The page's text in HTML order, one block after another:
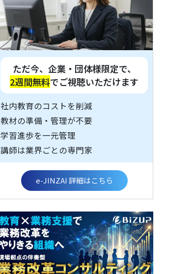
ただ今、企業・団体様限定で、
2週間無料でご視聴いただけます
社内教育のコストを削減
教材の準備・管理が不要
学習進歩を一元管理
講師は業界ごとの専門家
e-JINZAI 詳細はこちら